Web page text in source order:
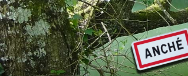
Aller
au
contenu
principal